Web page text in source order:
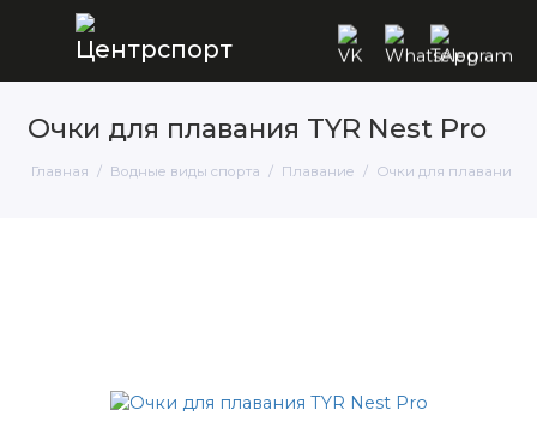
Очки для плавания TYR Nest Pro
Главная Водные виды спорта Плавание Очки для плавания